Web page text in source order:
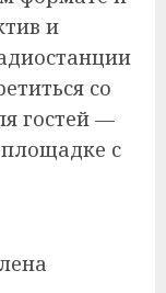
и
со
гостей —
с